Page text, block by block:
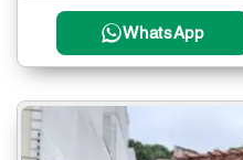
WhatsApp